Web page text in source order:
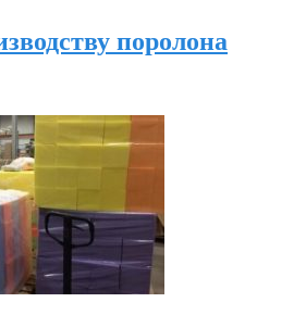
поролона